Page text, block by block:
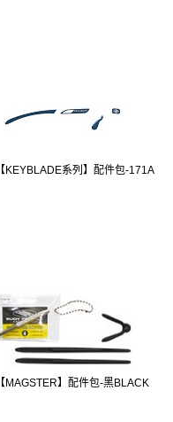
【KEYBLADE系列】配件包-171A
【MAGSTER】配件包-黑BLACK